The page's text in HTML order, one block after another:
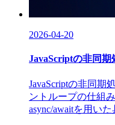
2026-04-20
JavaScriptの非同
JavaScriptの非同期
ントループの仕組
async/awaitを用い